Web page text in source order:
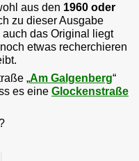
aus den 1960 oder
zu dieser Ausgabe
das Original liegt
etwas recherchieren
„Am Galgenberg“
es eine Glockenstraße